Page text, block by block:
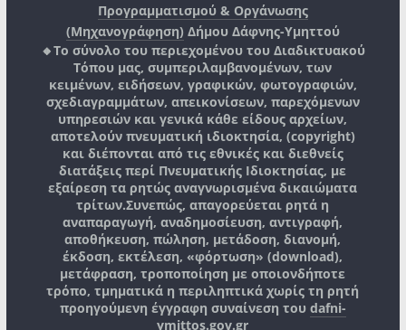
Προγραμματισμού & Οργάνωσης
(Μηχανογράφηση) Δήμου Δάφνης-Υμηττού
🔸Το σύνολο του περιεχομένου του Διαδικτυακού
Τόπου μας, συμπεριλαμβανομένων, των
κειμένων, ειδήσεων, γραφικών, φωτογραφιών,
σχεδιαγραμμάτων, απεικονίσεων, παρεχόμενων
υπηρεσιών και γενικά κάθε είδους αρχείων,
αποτελούν πνευματική ιδιοκτησία, (copyright)
και διέπονται από τις εθνικές και διεθνείς
διατάξεις περί Πνευματικής Ιδιοκτησίας, με
εξαίρεση τα ρητώς αναγνωρισμένα δικαιώματα
τρίτων.Συνεπώς, απαγορεύεται ρητά η
αναπαραγωγή, αναδημοσίευση, αντιγραφή,
αποθήκευση, πώληση, μετάδοση, διανομή,
έκδοση, εκτέλεση, «φόρτωση» (download),
μετάφραση, τροποποίηση με οποιονδήποτε
τρόπο, τμηματικά η περιληπτικά χωρίς τη ρητή
προηγούμενη έγγραφη συναίνεση του dafni-
ymittos.gov.gr